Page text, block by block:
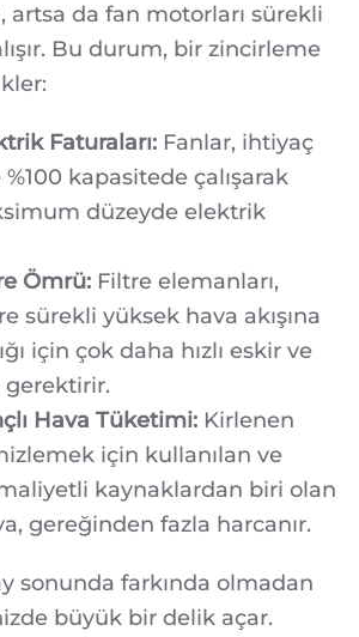
artsa da fan motorları sürekli
Bu durum, bir zincirleme
Faturaları: Fanlar, ihtiyaç
kapasitede çalışarak
düzeyde elektrik
Ömrü: Filtre elemanları,
sürekli yüksek hava akışına
için çok daha hızlı eskir ve
gerektirir.
Hava Tüketimi: Kirlenen
için kullanılan ve
kaynaklardan biri olan
gereğinden fazla harcanır.
sonunda farkında olmadan
büyük bir delik açar.